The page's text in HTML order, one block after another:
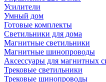
Усилители
Умный дом
Готовые комплекты
Светильники для дома
Магнитные светильники
Магнитные шинопроводы
Аксессуары для магнитных
Трековые светильники
Трековые шинопроводы